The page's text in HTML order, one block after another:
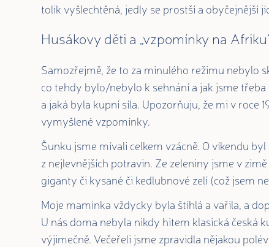
tolik vyšlechtěná, jedly se prostší a obyčejnější
Husákovy děti a „vzpomínky na
Samozřejmě, že to za minulého režimu nebylo
co tehdy bylo/nebylo k sehnání a jak jsme
a jaká byla kupní síla. Upozorňuju, že mi v roce
vymyšlené vzpomínky.
Šunku jsme mívali celkem vzácně. O víkendu
z nejlevnějších potravin. Ze zeleniny jsme v
giganty či kysané či kedlubnové zelí (což jsem
Moje maminka vždycky byla štíhlá a vařila, a
U nás doma nebyla nikdy hitem klasická česká
výjimečně. Večeřeli jsme zpravidla nějakou